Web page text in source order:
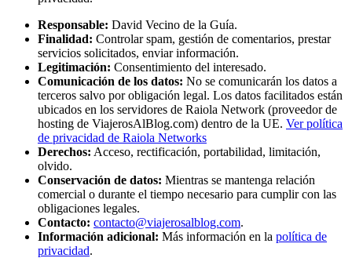
Responsable: David Vecino de la Guía.
Finalidad: Controlar spam, gestión de comentarios, prestar
servicios solicitados, enviar información.
Legitimación: Consentimiento del interesado.
Comunicación de los datos: No se comunicarán los datos a
terceros salvo por obligación legal. Los datos facilitados están
ubicados en los servidores de Raiola Network (proveedor de
hosting de ViajerosAlBlog.com) dentro de la UE. Ver política
de privacidad de Raiola Networks
Derechos: Acceso, rectificación, portabilidad, limitación,
olvido.
Conservación de datos: Mientras se mantenga relación
comercial o durante el tiempo necesario para cumplir con las
obligaciones legales.
Contacto: contacto@viajerosalblog.com.
Información adicional: Más información en la política de
privacidad.